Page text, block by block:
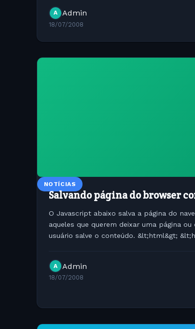
A Admin
18/07/2008
NOTÍCIAS
Salvando página do browser
O Javascript abaixo salva a página do
aqueles que querem deixar uma página
usuário salve o conteúdo. &lt;html&gt;
A Admin
18/07/2008